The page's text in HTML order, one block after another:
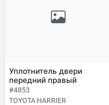
Уплотнитель двери
передний правый
#4853
TOYOTA HARRIER